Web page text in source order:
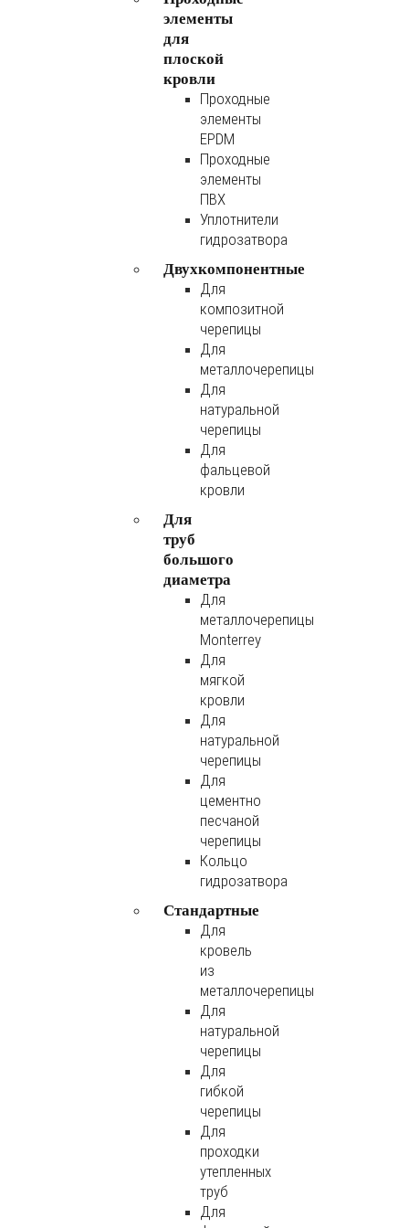
элементы
для
плоской
кровли
Проходные
элементы
EPDM
Проходные
элементы
ПВХ
Уплотнители
гидрозатвора
Двухкомпонентные
Для
композитной
черепицы
Для
металлочерепицы
Для
натуральной
черепицы
Для
фальцевой
кровли
Для
труб
большого
диаметра
Для
металлочерепицы
Monterrey
Для
мягкой
кровли
Для
натуральной
черепицы
Для
цементно
песчаной
черепицы
Кольцо
гидрозатвора
Стандартные
Для
кровель
из
металлочерепицы
Для
натуральной
черепицы
Для
гибкой
черепицы
Для
проходки
утепленных
труб
Для